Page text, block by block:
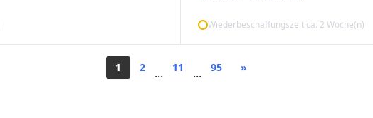
Wiederbeschaffungszeit ca. 2 Woche(n)
1 2 ... 11 ... 95 »